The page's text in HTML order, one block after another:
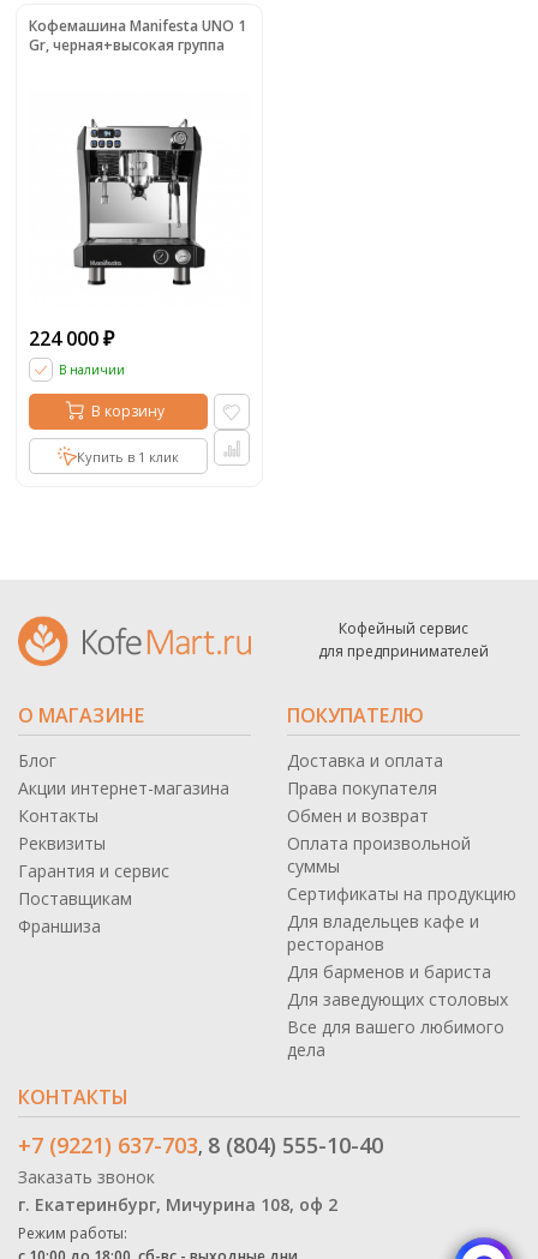
Кофемашина Manifesta UNO 1
Gr, черная+высокая группа
224 000 ₽
В наличии
В корзину
Купить в 1 клик
Кофейный сервис
для предпринимателей
О МАГАЗИНЕ
Блог
Акции интернет-магазина
Контакты
Реквизиты
Гарантия и сервис
Поставщикам
Франшиза
ПОКУПАТЕЛЮ
Доставка и оплата
Права покупателя
Обмен и возврат
Оплата произвольной
суммы
Сертификаты на продукцию
Для владельцев кафе и
ресторанов
Для барменов и бариста
Для заведующих столовых
Все для вашего любимого
дела
КОНТАКТЫ
+7 (9221) 637-703, 8 (804) 555-10-40
Заказать звонок
г. Екатеринбург, Мичурина 108, оф 2
Режим работы: